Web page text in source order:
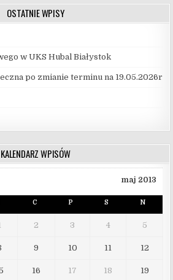
OSTATNIE WPISY
w UKS Hubal Białystok
po zmianie terminu na 19.05.2026r
KALENDARZ WPISÓW
maj 2013
C P S N
2 3 4 5
9 10 11 12
16 17 18 19